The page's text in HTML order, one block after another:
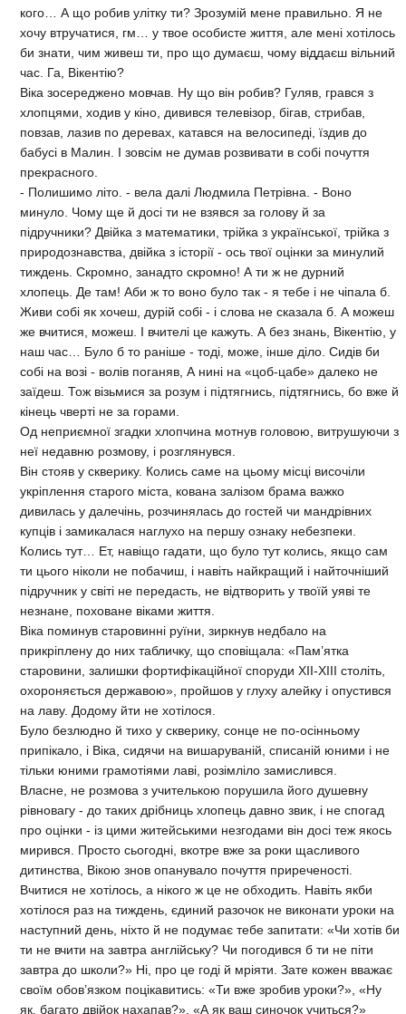
кого… А що робив улітку ти? Зрозумій мене правильно. Я не
хочу втручатися, гм… у твое особисте життя, але мені хотілось
би знати, чим живеш ти, про що думаєш, чому віддаєш вільний
час. Га, Вікентію?
Віка зосереджено мовчав. Ну що він робив? Гуляв, грався з
хлопцями, ходив у кіно, дивився телевізор, бігав, стрибав,
повзав, лазив по деревах, катався на велосипеді, їздив до
бабусі в Малин. І зовсім не думав розвивати в собі почуття
прекрасного.
- Полишимо літо. - вела далі Людмила Петрівна. - Воно
минуло. Чому ще й досі ти не взявся за голову й за
підручники? Двійка з математики, трійка з української, трійка з
природознавства, двійка з історії - ось твої оцінки за минулий
тиждень. Скромно, занадто скромно! А ти ж не дурний
хлопець. Де там! Аби ж то воно було так - я тебе і не чіпала б.
Живи собі як хочеш, дурій собі - і слова не сказала б. А можеш
же вчитися, можеш. І вчителі це кажуть. А без знань, Вікентію, у
наш час… Було б то раніше - тоді, може, інше діло. Сидів би
собі на возі - волів поганяв, А нині на «цоб-цабе» далеко не
заїдеш. Тож візьмися за розум і підтягнись, підтягнись, бо вже й
кінець чверті не за горами.
Од неприємної згадки хлопчина мотнув головою, витрушуючи з
неї недавню розмову, і розглянувся.
Він стояв у скверику. Колись саме на цьому місці височіли
укріплення старого міста, кована залізом брама важко
дивилась у далечінь, розчинялась до гостей чи мандрівних
купців і замикалася наглухо на першу ознаку небезпеки.
Колись тут… Ет, навіщо гадати, що було тут колись, якщо сам
ти цього ніколи не побачиш, і навіть найкращий і найточніший
підручник у світі не передасть, не відтворить у твоїй уяві те
незнане, поховане віками життя.
Віка поминув старовинні руїни, зиркнув недбало на
прикріплену до них табличку, що сповіщала: «Пам’ятка
старовини, залишки фортифікаційної споруди XII-XIII століть,
охороняється державою», пройшов у глуху алейку і опустився
на лаву. Додому йти не хотілося.
Було безлюдно й тихо у скверику, сонце не по-осінньому
припікало, і Віка, сидячи на вишаруваній, списаній юними і не
тільки юними грамотіями лаві, розімліло замислився.
Власне, не розмова з учителькою порушила його душевну
рівновагу - до таких дрібниць хлопець давно звик, і не спогад
про оцінки - із цими житейськими незгодами він досі теж якось
мирився. Просто сьогодні, вкотре вже за роки щасливого
дитинства, Вікою знов опанувало почуття приреченості.
Вчитися не хотілось, а нікого ж це не обходить. Навіть якби
хотілося раз на тиждень, єдиний разочок не виконати уроки на
наступний день, ніхто й не подумає тебе запитати: «Чи хотів би
ти не вчити на завтра англійську? Чи погодився б ти не піти
завтра до школи?» Ні, про це годі й мріяти. Зате кожен вважає
своїм обов’язком поцікавитись: «Ти вже зробив уроки?», «Ну
як, багато двійок нахапав?», «А як ваш синочок учиться?»